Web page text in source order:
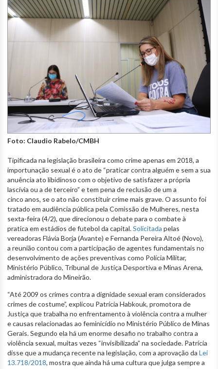
Foto: Claudio Rabelo/CMBH
Tipificada na legislação brasileira como crime apenas em 2018, a
importunação sexual é o ato de “praticar contra alguém e sem a sua
anuência ato libidinoso com o objetivo de satisfazer a própria
lascívia ou a de terceiro” e tem pena de reclusão de um a
cinco anos, se o ato não constituir crime mais grave. O assunto foi
tratado em audiência pública pela Comissão de Mulheres, nesta
sexta-feira (4/2), que direcionou o debate para o combate à
pratica em estádios de futebol da capital.Solicitada pelas
vereadoras Flávia Borja (Avante) e Fernanda Pereira Altoé (Novo),
a reunião contou com a participação de agentes fundamentais no
desenvolvimento de ações preventivas como Polícia Militar,
Ministério Público, Tribunal de Justiça Desportiva e Minas Arena,
administradora do Mineirão.
“Até 2009 os crimes contra a dignidade sexual eram considerados
crimes de costume”, explicou Patrícia Habkouk, promotora de
Justiça que trabalha no enfrentamento à violência contra a mulher
e causas relacionadas ao feminicídio no Ministério Público de Minas
Gerais. Segundo ela há um enorme desafio no trabalho contra a
violência sexual, muitas vezes “invisibilizada” na sociedade. Patrícia
disse que a mudança recente na legislação, com a aprovação da Lei
13.718/2018, mostra que ainda há uma cultura que julga sempre a